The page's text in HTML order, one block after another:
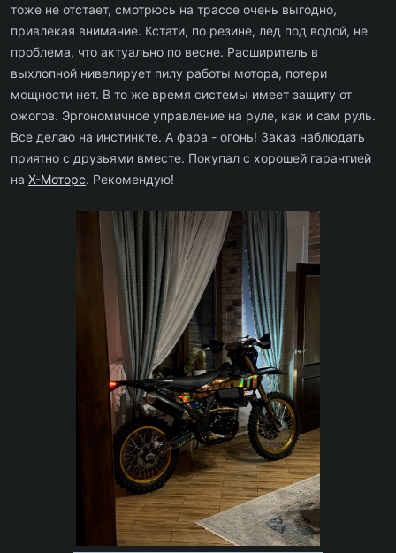
тоже не отстает, смотрюсь на трассе очень выгодно,
привлекая внимание. Кстати, по резине, лед под водой, не
проблема, что актуально по весне. Расширитель в
выхлопной нивелирует пилу работы мотора, потери
мощности нет. В то же время системы имеет защиту от
ожогов. Эргономичное управление на руле, как и сам руль.
Все делаю на инстинкте. А фара - огонь! Заказ наблюдать
приятно с друзьями вместе. Покупал с хорошей гарантией
на Х-Моторс. Рекомендую!